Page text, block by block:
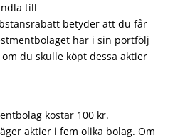
till
betyder att du får
har i sin portfölj
du skulle köpt dessa aktier
kostar 100 kr.
aktier i fem olika bolag. Om